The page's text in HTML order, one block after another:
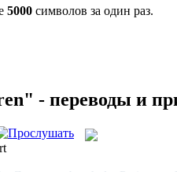
5000 символов за один раз.
- переводы и